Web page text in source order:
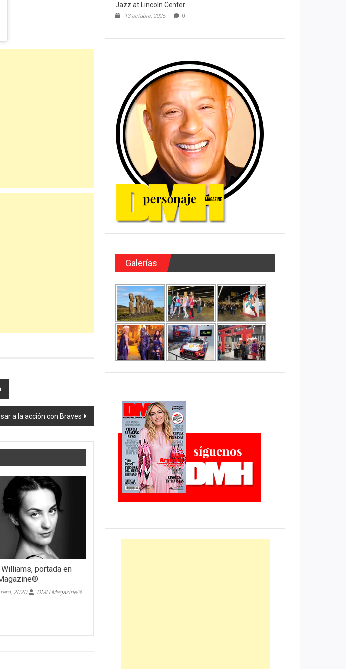
a la acción con Braves
Williams, portada en
2020
DMH Magazine®
Jazz at Lincoln Center
13 octubre, 2025 0
Galerías